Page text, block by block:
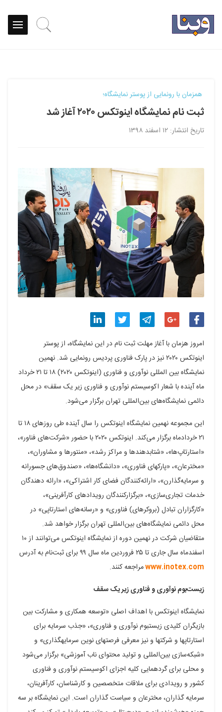
همزمان با رونمایی از پوستر نمایشگاه؛
ثبت نام نمایشگاه اینوتکس ۲۰۲۰ آغاز شد
تاریخ انتشار: ۱۲ اسفند ۱۳۹۸
گذاری
در
فیسبوک
گذاری
در
گوگل
گذاری
در
تلگرام
گذاری
در
توییتر
گذاری
در
لینکدین
امروز هزمان با آغاز مهلت ثبت نام در این نمایشگاه، از پوستر
اینوتکس ۲۰۲۰ نیز در پارک فناوری پردیس رونمایی شد. نهمین
نمایشگاه بین المللی نوآوری و فناوری (اینوتکس ۲۰۲۰) ۱۸ تا ۲۱ خرداد
ماه آینده با شعار اکوسیستم نوآوری و فناوری زیر یک سقف» در محل
دائمی نمایشگاه‌های بین‌المللی تهران برگزار می‌شود.
این مجموعه نهمین نمایشگاه اینوتکس را سال آینده طی روزهای ۱۸ تا
۲۱ خردادماه برگزار می‌کند. اینوتکس ۲۰۲۰ با حضور «شرکت‌های فناور»،
«استارتاپ‌ها»، «شتابدهند‌ها و مراکز رشد»، «منتورها و مشاوران»،
«مخترعان»، «پارک‎های فناوری»، «دانشگاه‌ها»، «صندوق‌های جسورانه
و سرمایه‌گذارن»، «ارائه‌کنندگان فضای کار اشتراکی»، «ارائه دهندگان
خدمات تجاری‌سازی»، «برگزارکنندگان رویدادهای کارآفرینی»،
«کارگزاران تبادل (بروکرهای) فناوری» و «رسانه‌های استارتاپی» در
محل دائمی نمایشگاه‌های بین‌المللی تهران برگزار خواهد شد.
متقاضیان شرکت در نهمین دوره از نمایشگاه اینوتکس می‌توانند از ۱۰
اسفندماه سال جاری تا ۲۵ فروردین ماه سال ۹۹ برای ثبت‌نام به آدرس
www.inotex.comمراجعه کنند.
زیست‌بوم نوآوری و فناوری زیر یک سقف
نمایشگاه اینوتکس با اهداف اصلی «توسعه همکاری و مشارکت بین
بازیگران کلیدی زیست­بوم نوآوری و فناوری»، «جذب سرمایه برای
استارتاپ­ها و شرکت­ها و نیز معرفی فرصت­های نوین سرمایه­گذاری» و
«شبکه‌سازی بین‌المللی و تولید محتوای ناب آموزشی» برگزار می‌شود
و محلی برای گردهمایی کلیه اجزای اکوسیستم نوآوری و فناوری
کشور و رویدادی برای ملاقات متخصصین و کارشناسان، کارآفرینان،
سرمایه گذاران، مخترعان و سیاست گذاران است. این نمایشگاه بر سه